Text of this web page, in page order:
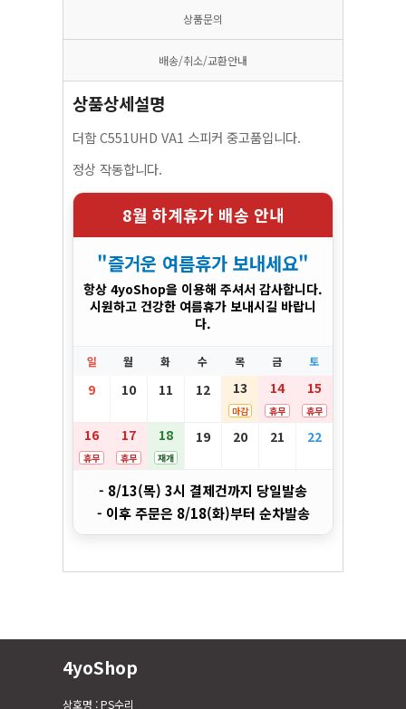
상품문의
배송/취소/교환안내
상품상세설명
더함 C551UHD VA1 스피커 중고품입니다.
정상 작동합니다.
8월 하계휴가 배송 안내
"즐거운 여름휴가 보내세요"
항상 4yoShop을 이용해 주셔서 감사합니다.
시원하고 건강한 여름휴가 보내시길 바랍니
다.
일 월 화 수 목 금 토
9 10 11 12 13
마감
14
휴무
15
휴무
16
휴무
17
휴무
18
재개
19 20 21 22
- 8/13(목) 3시 결제건까지 당일발송
- 이후 주문은 8/18(화)부터 순차발송
4yoShop
상호명 : PS수리